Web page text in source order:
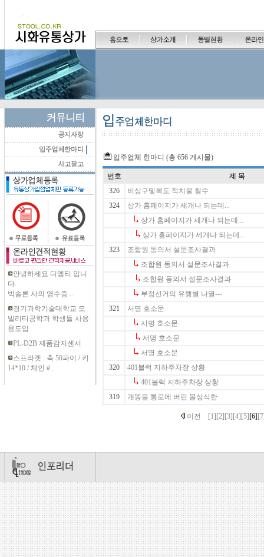
안녕하세요 디엠티 입니
다.
빅솔론 사의 영수증 ..
경기과학기술대학교 모
빌리티공학과 학생들 사용
용도입
PL-D2B 제품감지센서
스프라켓 : 축 50파이 / 키
14*10 / 체인 #..
입주업체 한마디 (총 656 게시물)
번호
제 목
326
비상구및복도 적치물 철수
324
상가 홈페이지가 세개나 되는데...
상가 홈페이지가 세개나 되는데...
상가 홈페이지가 세개나 되는데...
323
조합원 동의서 설문조사결과
조합원 동의서 설문조사결과
조합원 동의서 설문조사결과
부정선거의 유행별 나열---
321
서명 호소문
서명 호소문
서명 호소문
서명 호소문
320
401블럭 지하주차장 상황
401블럭 지하주차장 상황
319
개똥을 통로에 버린 몰상식한
이전 [1] [2] [3] [4] [5] [6]